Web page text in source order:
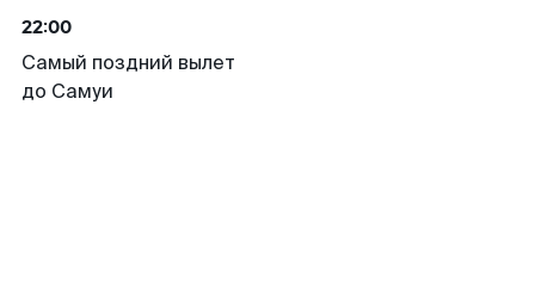
22:00
Самый поздний вылет
до Самуи